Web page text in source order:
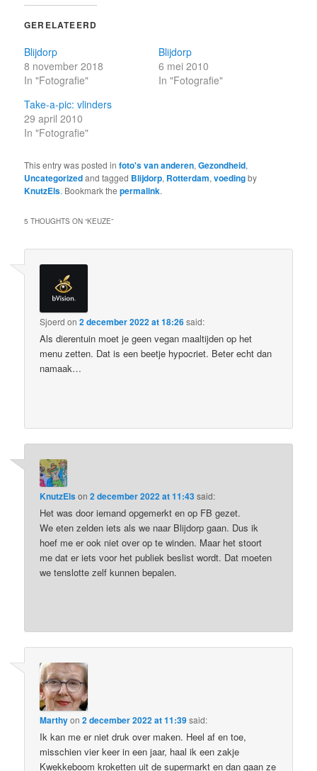
GERELATEERD
Blijdorp
8 november 2018
In "Fotografie"
Blijdorp
6 mei 2010
In "Fotografie"
Take-a-pic: vlinders
29 april 2010
In "Fotografie"
This entry was posted infoto's van anderen,Gezondheid,
Uncategorizedand tagged Blijdorp, Rotterdam,voedingby
KnutzEls. Bookmark thepermalink.
5 THOUGHTS ON “KEUZE”
Sjoerd on2 december 2022 at 18:26said:
Als dierentuin moet je geen vegan maaltijden op het
menu zetten. Dat is een beetje hypocriet. Beter echt dan
namaak…
KnutzElson2 december 2022 at 11:43said:
Het was door iemand opgemerkt en op FB gezet.
We eten zelden iets als we naar Blijdorp gaan. Dus ik
hoef me er ook niet over op te winden. Maar het stoort
me dat er iets voor het publiek beslist wordt. Dat moeten
we tenslotte zelf kunnen bepalen.
Marthyon2 december 2022 at 11:39said:
Ik kan me er niet druk over maken. Heel af en toe,
misschien vier keer in een jaar, haal ik een zakje
Kwekkeboom kroketten uit de supermarkt en dan gaan ze